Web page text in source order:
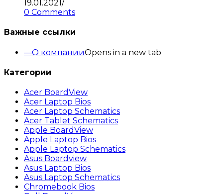
19.01.2021/
0 Comments
Важные ссылки
О компанииOpens in a new tab
Категории
Acer BoardView
Acer Laptop Bios
Acer Laptop Schematics
Acer Tablet Schematics
Apple BoardView
Apple Laptop Bios
Apple Laptop Schematics
Asus Boardview
Asus Laptop Bios
Asus Laptop Schematics
Chromebook Bios